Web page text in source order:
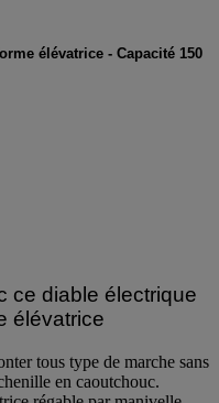
élévatrice - Capacité 150
ce diable électrique
élévatrice
tous type de marche sans
en caoutchouc.